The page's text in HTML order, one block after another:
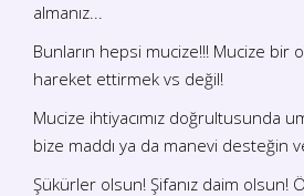
almanız...
Bunların hepsi mucize!!! Mucize bir
hareket ettirmek vs değil!
Mucize ihtiyacımız doğrultusunda
bize maddı ya da manevi desteğin
Şükürler olsun! Şifanız daim olsun!